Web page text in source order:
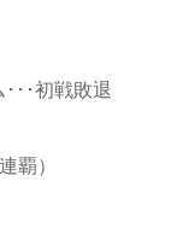
･初戦敗退
覇）